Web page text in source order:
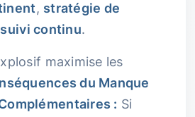
, stratégie de
suivi continu.
maximise les
du Manque
: Si